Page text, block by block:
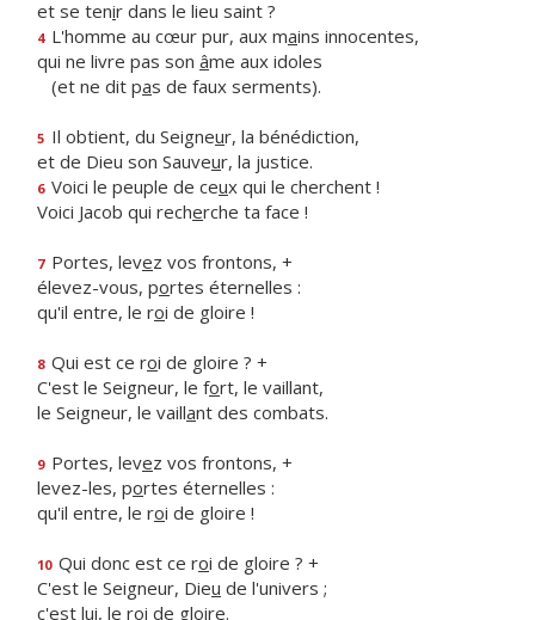
et se tenir dans le lieu saint ?
4 L'homme au cœur pur, aux mains innocentes,
qui ne livre pas son âme aux idoles
(et ne dit pas de faux serments).
5 Il obtient, du Seigneur, la bénédiction,
et de Dieu son Sauveur, la justice.
6 Voici le peuple de ceux qui le cherchent !
Voici Jacob qui recherche ta face !
7 Portes, levez vos frontons, +
élevez-vous, portes éternelles :
qu'il entre, le roi de gloire !
8 Qui est ce roi de gloire ? +
C'est le Seigneur, le fort, le vaillant,
le Seigneur, le vaillant des combats.
9 Portes, levez vos frontons, +
levez-les, portes éternelles :
qu'il entre, le roi de gloire !
10 Qui donc est ce roi de gloire ? +
C'est le Seigneur, Dieu de l'univers ;
c'est lui, le roi de gloire.